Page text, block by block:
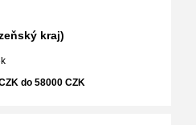
kraj)
do 58000 CZK